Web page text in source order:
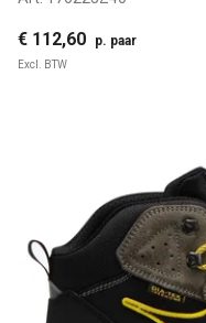
€ 112,60 p. paar
Excl. BTW